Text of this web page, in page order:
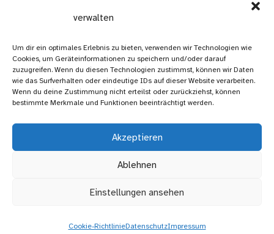
verwalten
Um dir ein optimales Erlebnis zu bieten, verwenden wir Technologien wie
Cookies, um Geräteinformationen zu speichern und/oder darauf
zuzugreifen. Wenn du diesen Technologien zustimmst, können wir Daten
wie das Surfverhalten oder eindeutige IDs auf dieser Website verarbeiten.
Wenn du deine Zustimmung nicht erteilst oder zurückziehst, können
bestimmte Merkmale und Funktionen beeinträchtigt werden.
Akzeptieren
Ablehnen
Einstellungen ansehen
Cookie-RichtlinieDatenschutzImpressum
Datenschutz